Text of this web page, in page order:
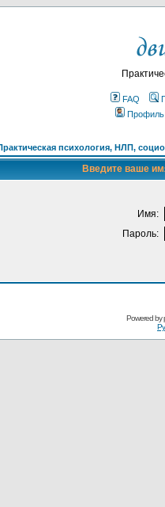
FAQ
Профиль
психология, НЛП,
Введите ваше
Имя:
Пароль:
Powered by